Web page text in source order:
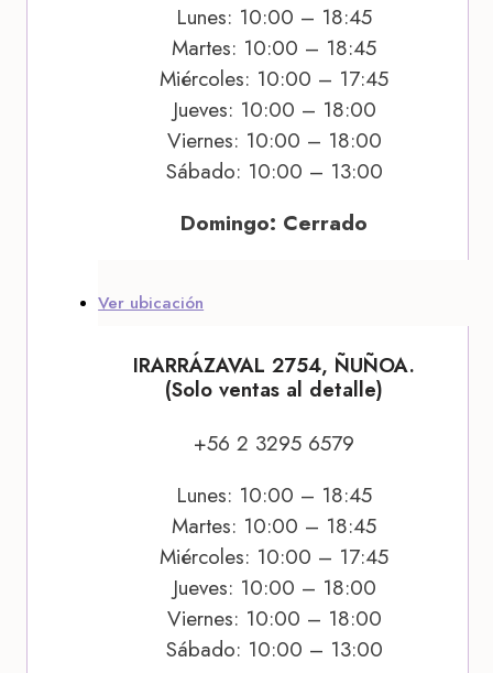
Lunes: 10:00 – 18:45
Martes: 10:00 – 18:45
Miércoles: 10:00 – 17:45
Jueves: 10:00 – 18:00
Viernes: 10:00 – 18:00
Sábado: 10:00 – 13:00
Domingo: Cerrado
Ver ubicación
IRARRÁZAVAL 2754, ÑUÑOA.
(Solo ventas al detalle)
+56 2 3295 6579
Lunes: 10:00 – 18:45
Martes: 10:00 – 18:45
Miércoles: 10:00 – 17:45
Jueves: 10:00 – 18:00
Viernes: 10:00 – 18:00
Sábado: 10:00 – 13:00